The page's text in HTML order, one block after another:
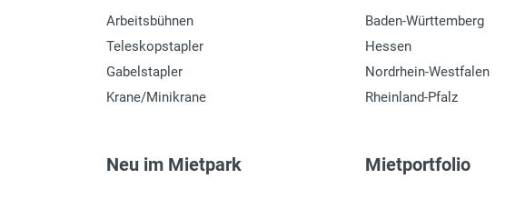
Arbeitsbühnen
Teleskopstapler
Gabelstapler
Krane/Minikrane
Baden-Württemberg
Hessen
Nordrhein-Westfalen
Rheinland-Pfalz
Neu im Mietpark Mietportfolio